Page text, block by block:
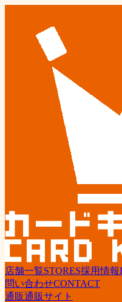
店舗一覧STORES採用情報
問い合わせCONTACT
通販通販サイト